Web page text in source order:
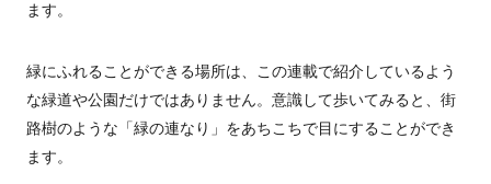
ます。
緑にふれることができる場所は、この連載で紹介しているよう
な緑道や公園だけではありません。意識して歩いてみると、街
路樹のような「緑の連なり」をあちこちで目にすることができ
ます。